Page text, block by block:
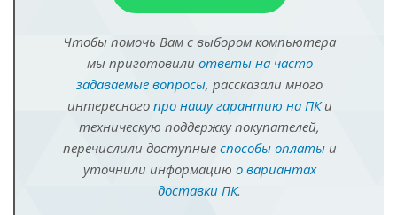
Чтобы помочь Вам с выбором компьютера
мы приготовили ответы на часто
задаваемые вопросы, рассказали много
интересного про нашу гарантию на ПКи
техническую поддержку покупателей,
перечислили доступные способы оплатыи
уточнили информацию о вариантах
доставки ПК.